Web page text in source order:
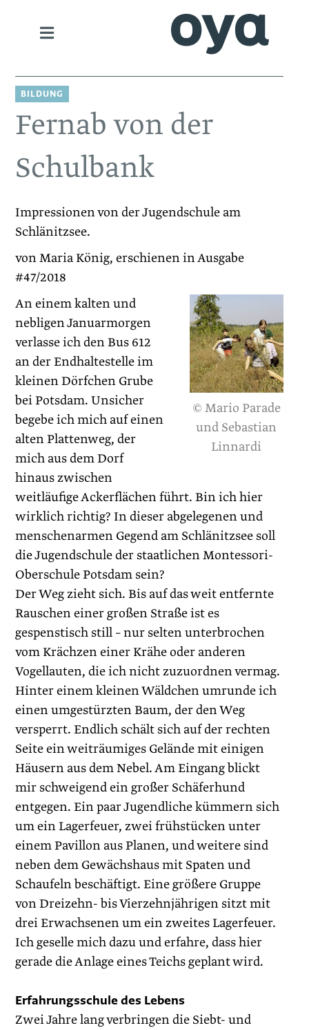
BILDUNG
Fernab von der
Schulbank
Impressionen von der Jugendschule am
Schlänitzsee.
von Maria König, erschienen in Ausgabe
#47/2018
© Mario Parade
und Sebastian
Linnardi
An einem kalten und
nebligen Januarmorgen
verlasse ich den Bus 612
an der Endhaltestelle im
kleinen Dörfchen Grube
bei Potsdam. Unsicher
begebe ich mich auf einen
alten Plattenweg, der
mich aus dem Dorf
hinaus zwischen
weitläufige Ackerflächen führt. Bin ich hier
wirklich richtig? In dieser abgelegenen und
menschenarmen Gegend am Schlänitzsee soll
die Jugendschule der staatlichen Montessori-
Oberschule Potsdam sein?
Der Weg zieht sich. Bis auf das weit entfernte
Rauschen einer großen Straße ist es
gespenstisch still – nur selten unterbrochen
vom Krächzen einer Krähe oder anderen
Vogellauten, die ich nicht zuzuordnen vermag.
Hinter einem kleinen Wäldchen umrunde ich
einen umgestürzten Baum, der den Weg
versperrt. Endlich schält sich auf der rechten
Seite ein weiträumiges Gelände mit einigen
Häusern aus dem Nebel. Am Eingang blickt
mir schweigend ein großer Schäferhund
entgegen. Ein paar Jugend­liche kümmern sich
um ein Lagerfeuer, zwei frühstücken unter
einem Pavillon aus Planen, und weitere sind
neben dem Gewächshaus mit Spaten und
Schaufeln beschäftigt. Eine größere Gruppe
von Dreizehn- bis Vierzehnjährigen sitzt mit
drei Erwachsenen um ein zweites Lagerfeuer.
Ich geselle mich dazu und erfahre, dass hier
gerade die Anlage eines Teichs geplant wird.
Erfahrungsschule des Lebens
Zwei Jahre lang verbringen die Siebt- und